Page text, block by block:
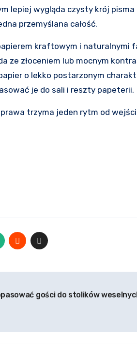
lepiej wygląda czysty krój pisma
przemyślana całość.
kraftowym i naturalnymi
ze złoceniem lub mocnym
o lekko postarzonym
je do sali i reszty papeterii.
trzyma jeden rytm od
gości do stolików